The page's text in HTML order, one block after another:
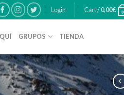
Login Cart /0,00€ 0
GRUPOS TIENDA